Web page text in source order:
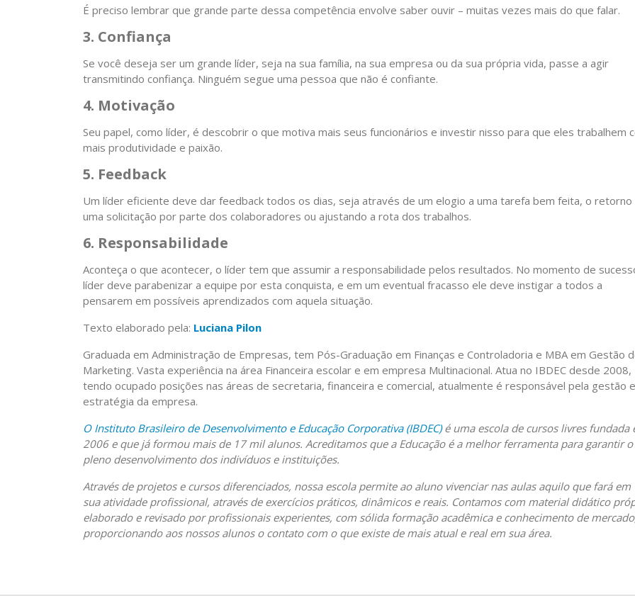
É preciso lembrar que grande parte dessa competência envolve saber ouvir – muitas vezes mais do que falar.
3. Confiança
Se você deseja ser um grande líder, seja na sua família, na sua empresa ou da sua própria vida, passe a agir
transmitindo confiança. Ninguém segue uma pessoa que não é confiante.
4. Motivação
Seu papel, como líder, é descobrir o que motiva mais seus funcionários e investir nisso para que eles trabalhem
mais produtividade e paixão.
5. Feedback
Um líder eficiente deve dar feedback todos os dias, seja através de um elogio a uma tarefa bem feita, o retorno
uma solicitação por parte dos colaboradores ou ajustando a rota dos trabalhos.
6. Responsabilidade
Aconteça o que acontecer, o líder tem que assumir a responsabilidade pelos resultados. No momento de
líder deve parabenizar a equipe por esta conquista, e em um eventual fracasso ele deve instigar a todos a
pensarem em possíveis aprendizados com aquela situação.
Texto elaborado pela: Luciana Pilon
Graduada em Administração de Empresas, tem Pós-Graduação em Finanças e Controladoria e MBA em Gestão
Marketing. Vasta experiência na área Financeira escolar e em empresa Multinacional. Atua no IBDEC desde 2008,
tendo ocupado posições nas áreas de secretaria, financeira e comercial, atualmente é responsável pela gestão e
estratégia da empresa.
O Instituto Brasileiro de Desenvolvimento e Educação Corporativa (IBDEC)é uma escola de cursos livres fundada
2006 e que já formou mais de 17 mil alunos. Acreditamos que a Educação é a melhor ferramenta para garantir o
pleno desenvolvimento dos indivíduos e instituições.
Através de projetos e cursos diferenciados, nossa escola permite ao aluno vivenciar nas aulas aquilo que fará em
sua atividade profissional, através de exercícios práticos, dinâmicos e reais. Contamos com material didático
elaborado e revisado por profissionais experientes, com sólida formação acadêmica e conhecimento de
proporcionando aos nossos alunos o contato com o que existe de mais atual e real em sua área.